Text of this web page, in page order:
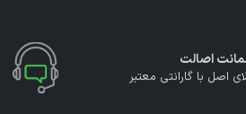
اصالت
اصل با گارانتی معتبر